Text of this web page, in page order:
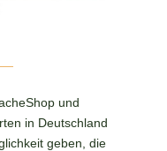
und
in Deutschland
geben, die